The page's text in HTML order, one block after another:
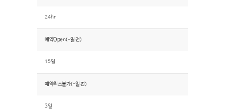
24hr
예약Open(~일 전)
15일
예약취소불가(~일 전)
3일